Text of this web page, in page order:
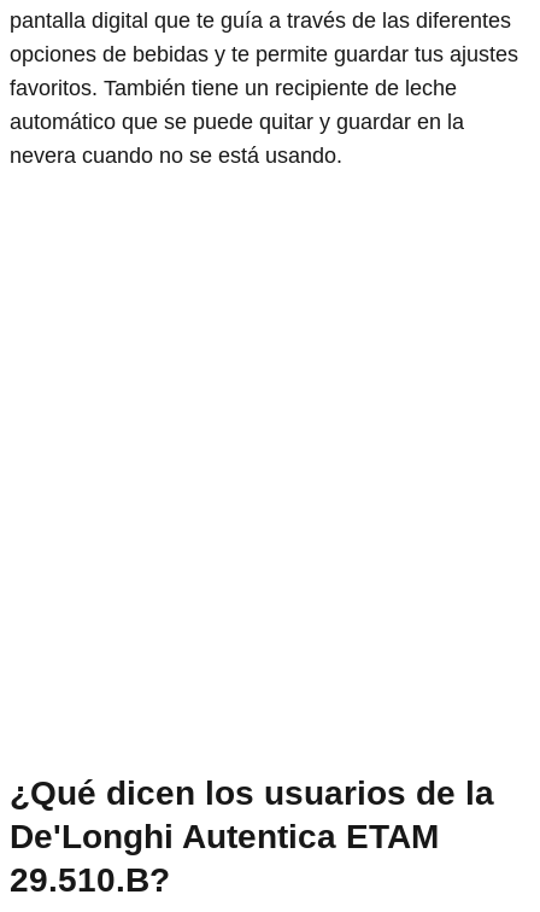
pantalla digital que te guía a través de las diferentes
opciones de bebidas y te permite guardar tus ajustes
favoritos. También tiene un recipiente de leche
automático que se puede quitar y guardar en la
nevera cuando no se está usando.
¿Qué dicen los usuarios de la
De'Longhi Autentica ETAM
29.510.B?